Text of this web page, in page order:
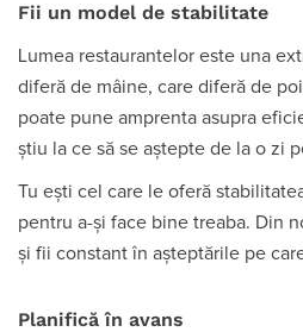
Fii un model de stabilitate
Lumea restaurantelor este una
diferă de mâine, care diferă de
poate pune amprenta asupra
știu la ce să se aștepte de la o zi
Tu ești cel care le oferă
pentru a-și face bine treaba. Din
și fii constant în așteptările pe
Planifică în avans